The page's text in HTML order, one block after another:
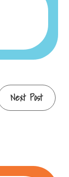
Next Post